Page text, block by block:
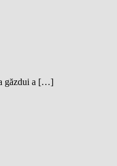
găzdui a […]